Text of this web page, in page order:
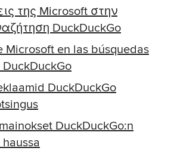
της Microsoft στην
DuckDuckGo
Microsoft en las búsquedas
DuckDuckGo
DuckDuckGo:n